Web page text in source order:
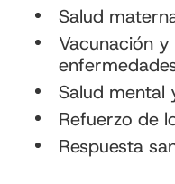
Salud
Vacunación
Salud mental
Refuerzo de
Respuesta